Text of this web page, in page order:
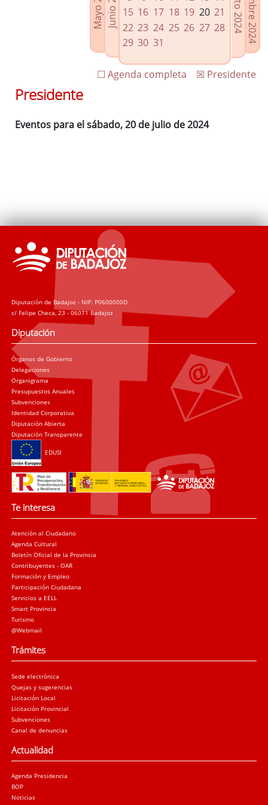
Agenda de Presidencia
Plenos provinciales y Juntas de gobierno
Oficina de Proyectos Europeos
15 16 17 18 19 20 21
22 23 24 25 26 27 28
29 30 31
☒ Presidente
☐ Agenda completa
Presidente
Eventos para el sábado, 20 de julio de 2024
Diputación de Badajoz - NIF: P0600000D
c/ Felipe Checa, 23 - 06071 Badajoz
Diputación
Órganos de Gobierno
Delegaciones
Organigrama
Presupuestos Anuales
Subvenciones
Identidad Corporativa
Diputación Abierta
Diputación Transparente
EDUSI
Te interesa
Atención al Ciudadano
Agenda Cultural
Boletín Oficial de la Provincia
Contribuyentes - OAR
Formación y Empleo
Participación Ciudadana
Servicios a EELL
Smart Provincia
Turismo
@Webmail
Trámites
Sede electrónica
Quejas y sugerencias
Licitación Local
Licitación Provincial
Subvenciones
Canal de denuncias
Actualidad
Agenda Presidencia
BOP
Noticias